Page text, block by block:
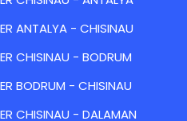
ANTALYA - CHISINAU
CHISINAU - BODRUM
BODRUM - CHISINAU
CHISINAU - DALAMAN